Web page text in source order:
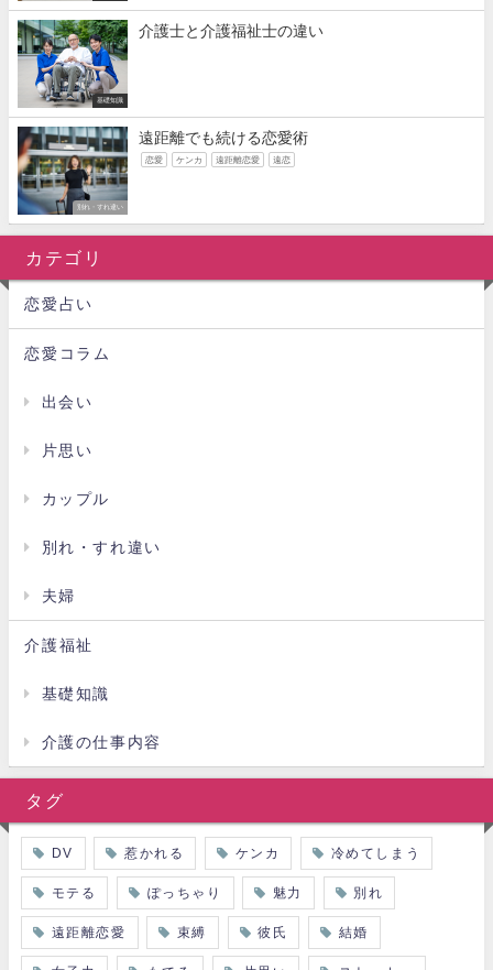
基礎知識
介護士と介護福祉士の違い
別れ・すれ違い
遠距離でも続ける恋愛術
恋愛 ケンカ 遠距離恋愛 遠恋
カテゴリ
恋愛占い
恋愛コラム
出会い
片思い
カップル
別れ・すれ違い
夫婦
介護福祉
基礎知識
介護の仕事内容
タグ
DV 惹かれる ケンカ 冷めてしまう
モテる ぽっちゃり 魅力 別れ
遠距離恋愛 束縛 彼氏 結婚